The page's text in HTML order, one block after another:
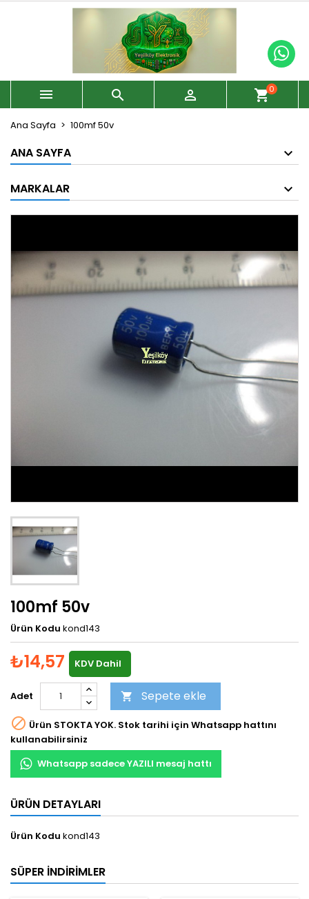
   shopping_cart0
Ana Sayfa 100mf 50v
ANA SAYFA
MARKALAR
100mf 50v
Ürün Kodu kond143
₺14,57 KDV Dahil
Adet  Sepete ekle
 Ürün STOKTA YOK. Stok tarihi için Whatsapp hattını
kullanabilirsiniz
Whatsapp sadece YAZILI mesaj hattı
ÜRÜN DETAYLARI
Ürün Kodu kond143
SÜPER İNDIRIMLER